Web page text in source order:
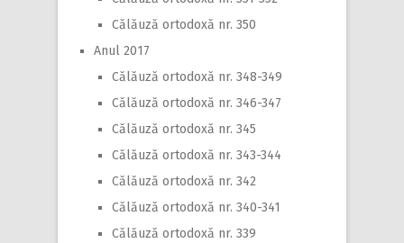
Călăuză ortodoxă nr. 350
Anul 2017
Călăuză ortodoxă nr. 348-349
Călăuză ortodoxă nr. 346-347
Călăuză ortodoxă nr. 345
Călăuză ortodoxă nr. 343-344
Călăuză ortodoxă nr. 342
Călăuză ortodoxă nr. 340-341
Călăuză ortodoxă nr. 339